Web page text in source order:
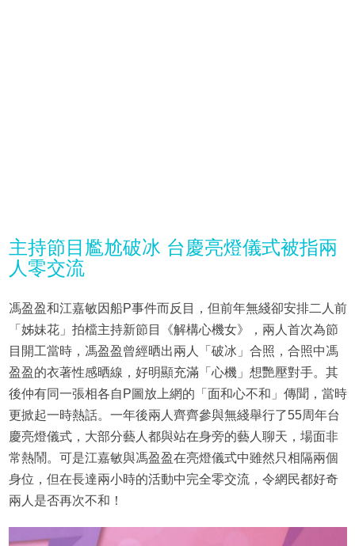
主持節目尷尬破冰 台慶亮燈儀式被指兩
人零交流
馮盈盈和江嘉敏因船P事件而反目，但前年無綫卻安排二人前
「姊妹花」拍檔主持新節目《解構心機女》，兩人首次為節
目開工當時，馮盈盈曾經晒出兩人「破冰」合照，合照中馮
盈盈的衣著性感晒線，好明顯充滿「心機」想艷壓對手。其
後仲有同一張相各自P圖放上網的「面和心不和」傳聞，當時
更掀起一時熱話。一年後兩人齊齊參與無綫舉行了55周年台
慶亮燈儀式，大部分藝人都與站在身旁的藝人聊天，場面非
常熱鬧。可是江嘉敏與馮盈盈在亮燈儀式中雖然只相隔兩個
身位，但在長達兩小時的活動中完全零交流，令網民都好奇
兩人是否再次不和！